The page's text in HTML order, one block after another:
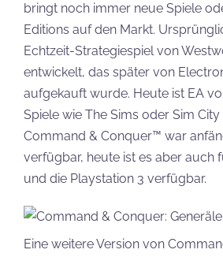
bringt noch immer neue Spiele
Editions auf den Markt.
Echtzeit-Strategiespiel von
entwickelt, das später von
aufgekauft wurde. Heute ist EA
Spiele wie The Sims oder Sim City
Command & Conquer™ war
verfügbar, heute ist es aber auch
und die Playstation 3 verfügbar.
Eine weitere Version von